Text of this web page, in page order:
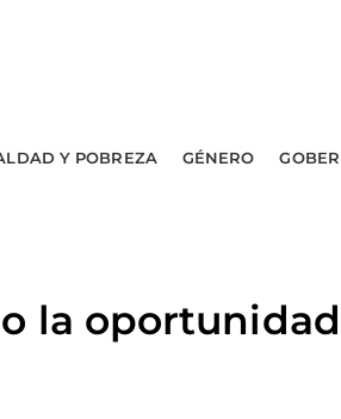
Y POBREZA GÉNERO
la